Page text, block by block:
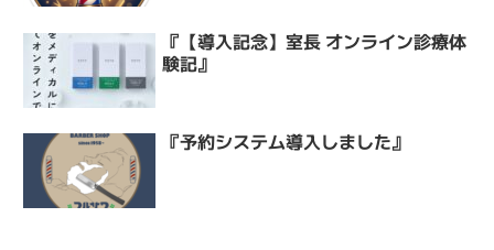
『【導入記念】室長 オンライン診療体
験記』
『予約システム導入しました』